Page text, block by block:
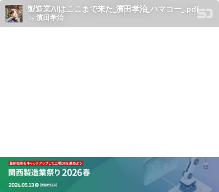
製造業AIはここまで来た_濱田孝治_ハマコー_.pdf
by濱田孝治